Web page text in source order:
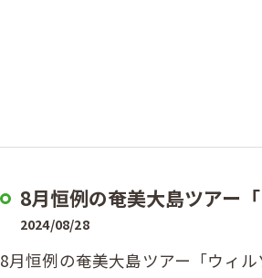
8月恒例の奄美大島ツアー
2024/08/28
8月恒例の奄美大島ツアー「ウィ